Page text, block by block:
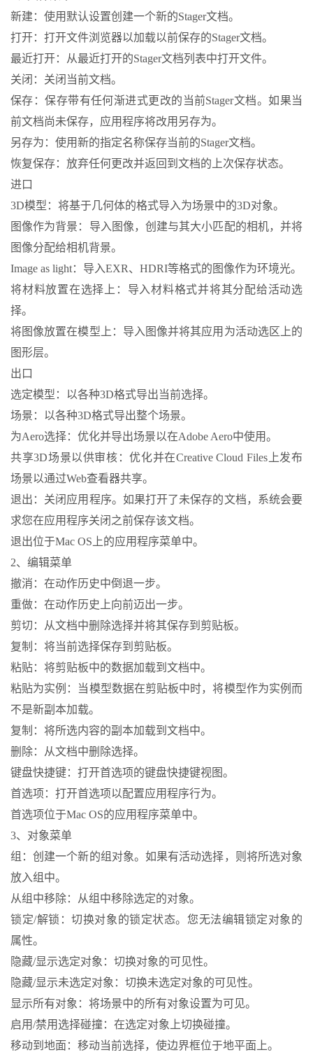
新建：使用默认设置创建一个新的Stager文档。
打开：打开文件浏览器以加载以前保存的Stager文档。
最近打开：从最近打开的Stager文档列表中打开文件。
关闭：关闭当前文档。
保存：保存带有任何渐进式更改的当前Stager文档。如果当
前文档尚未保存，应用程序将改用另存为。
另存为：使用新的指定名称保存当前的Stager文档。
恢复保存：放弃任何更改并返回到文档的上次保存状态。
进口
3D模型：将基于几何体的格式导入为场景中的3D对象。
图像作为背景：导入图像，创建与其大小匹配的相机，并将
图像分配给相机背景。
Image as light：导入EXR、HDRI等格式的图像作为环境光。
将材料放置在选择上：导入材料格式并将其分配给活动选
择。
将图像放置在模型上：导入图像并将其应用为活动选区上的
图形层。
出口
选定模型：以各种3D格式导出当前选择。
场景：以各种3D格式导出整个场景。
为Aero选择：优化并导出场景以在Adobe Aero中使用。
共享3D场景以供审核：优化并在Creative Cloud Files上发布
场景以通过Web查看器共享。
退出：关闭应用程序。如果打开了未保存的文档，系统会要
求您在应用程序关闭之前保存该文档。
退出位于Mac OS上的应用程序菜单中。
2、编辑菜单
撤消：在动作历史中倒退一步。
重做：在动作历史上向前迈出一步。
剪切：从文档中删除选择并将其保存到剪贴板。
复制：将当前选择保存到剪贴板。
粘贴：将剪贴板中的数据加载到文档中。
粘贴为实例：当模型数据在剪贴板中时，将模型作为实例而
不是新副本加载。
复制：将所选内容的副本加载到文档中。
删除：从文档中删除选择。
键盘快捷键：打开首选项的键盘快捷键视图。
首选项：打开首选项以配置应用程序行为。
首选项位于Mac OS的应用程序菜单中。
3、对象菜单
组：创建一个新的组对象。如果有活动选择，则将所选对象
放入组中。
从组中移除：从组中移除选定的对象。
锁定/解锁：切换对象的锁定状态。您无法编辑锁定对象的
属性。
隐藏/显示选定对象：切换对象的可见性。
隐藏/显示未选定对象：切换未选定对象的可见性。
显示所有对象：将场景中的所有对象设置为可见。
启用/禁用选择碰撞：在选定对象上切换碰撞。
移动到地面：移动当前选择，使边界框位于地平面上。